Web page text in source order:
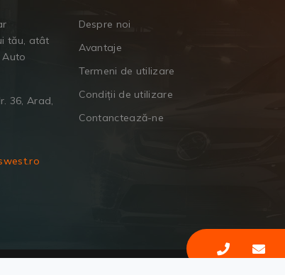
tău, atât
Auto
36, Arad,
Despre noi
Avantaje
Termeni de utilizare
Condiții de utilizare
Contanctează-ne